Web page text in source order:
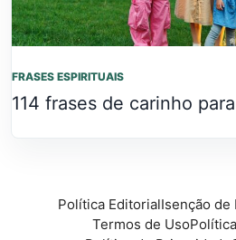
FRASES ESPIRITUAIS
114 frases de carinho
Política EditorialIsenção de
Termos de Uso